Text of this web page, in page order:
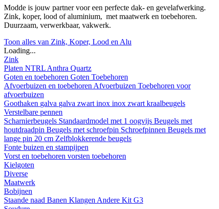
Modde is jouw partner voor een perfecte dak- en gevelafwerking.
Zink, koper, lood of aluminium, met maatwerk en toebehoren.
Duurzaam, verwerkbaar, vakwerk.
Toon alles van Zink, Koper, Lood en Alu
Loading...
Zink
Platen NTRL Anthra Quartz
Goten en toebehoren Goten Toebehoren
Afvoerbuizen en toebehoren Afvoerbuizen Toebehoren voor
afvoerbuizen
Goothaken galva galva zwart inox inox zwart kraalbeugels
Verstelbare pennen
Scharnierbeugels Standaardmodel met 1 oogvijs Beugels met
houtdraadpin Beugels met schroefpin Schroefpinnen Beugels met
lange pin 20 cm Zelfblokkerende beugels
Fonte buizen en stampijpen
Vorst en toebehoren vorsten toebehoren
Kielgoten
Diverse
Maatwerk
Bobijnen
Staande naad Banen Klangen Andere Kit G3